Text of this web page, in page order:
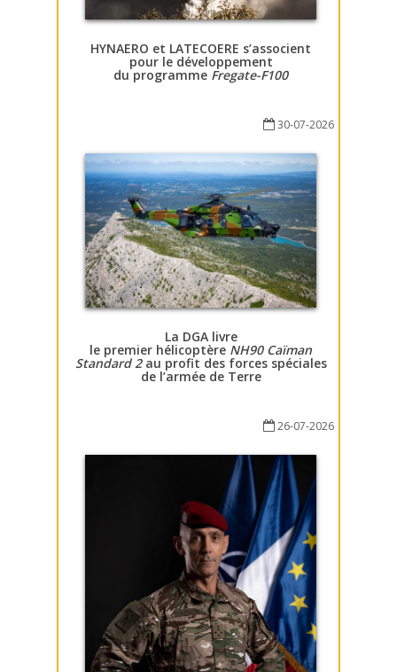
HYNAERO et LATECOERE s’associent
pour le développement
du programme Fregate-F100
30-07-2026
La DGA livre
le premier hélicoptère NH90 Caïman
Standard 2au profit des forces spéciales
de l’armée de Terre
26-07-2026